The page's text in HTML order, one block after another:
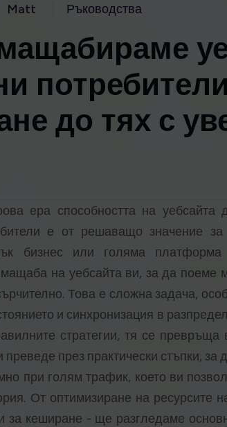
Matt Ръководства
до тях с
ера способността на уебсайта
е от решаващо значение
бизнес или голяма платформа
на уебсайта ви, за да поеме
Това е сложна задача,
и синхронизация в
стратегии, тя се
през практически стъпки, за
при голям трафик, което ви
От оптимизиране на ресурсите
за кеширане - ще разгледаме